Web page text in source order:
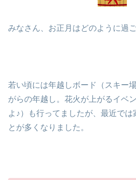
みなさん、お正月はどのように過
若い頃には年越しボード（スキー
がらの年越し。花火が上がるイベ
よ♪）も行ってましたが、最近では
とが多くなりました。